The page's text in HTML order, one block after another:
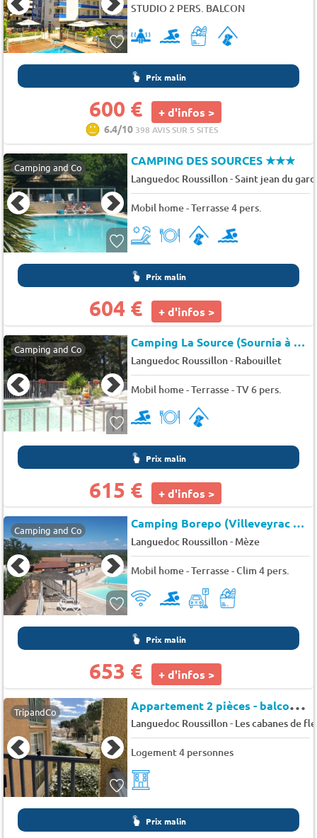
STUDIO 2 PERS. BALCON
Prix malin
600 € + d'infos >
6.4/10 398 AVIS SUR 5 SITES
Camping and Co CAMPING DES SOURCES★★★
Languedoc Roussillon-Saint jean du gard
Mobil home - Terrasse 4 pers.
Prix malin
604 € + d'infos >
Camping and Co Camping La Source (Sournia à 4 km)
Languedoc Roussillon- Rabouillet
Mobil home - Terrasse - TV 6 pers.
Prix malin
615 € + d'infos >
Camping and Co Camping Borepo (Villeveyrac à 9 km)
Languedoc Roussillon- Mèze
Mobil home - Terrasse - Clim 4 pers.
Prix malin
653 € + d'infos >
TripandCo A
ppartement 2 pièces - balcon - parking - Saint Pierre la mer - Mediterranee
Languedoc Roussillon- Les cabanes de
Logement 4 personnes
Prix malin